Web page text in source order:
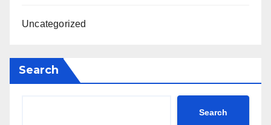
Uncategorized
Search
Search